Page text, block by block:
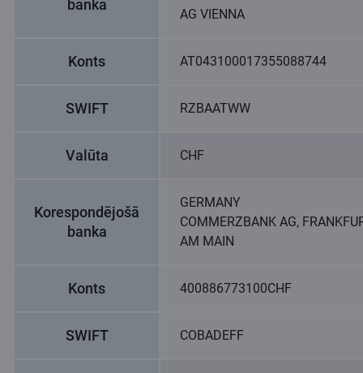
banka
AG VIENNA
Konts AT043100017355088744
SWIFT RZBAATWW
Valūta CHF
Korespondējošā
banka
GERMANY
COMMERZBANK AG,
AM MAIN
Konts 400886773100CHF
SWIFT COBADEFF